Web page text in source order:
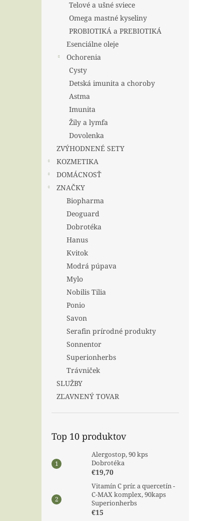
Telové a ušné sviece
Omega mastné kyseliny
PROBIOTIKÁ a PREBIOTIKÁ
Esenciálne oleje
Ochorenia
Cysty
Detská imunita a choroby
Astma
Imunita
Žily a lymfa
Dovolenka
ZVÝHODNENÉ SETY
KOZMETIKA
DOMÁCNOSŤ
ZNAČKY
Biopharma
Deoguard
Dobrotéka
Hanus
Kvitok
Modrá púpava
Mylo
Nobilis Tilia
Ponio
Savon
Serafin prírodné produkty
Sonnentor
Superionherbs
Trávniček
SLUŽBY
ZĽAVNENÝ TOVAR
Top 10 produktov
Alergostop, 90 kps
Dobrotéka
€19,70
Vitamín C prír. a quercetín -
C-MAX komplex, 90kaps
Superionherbs
€15